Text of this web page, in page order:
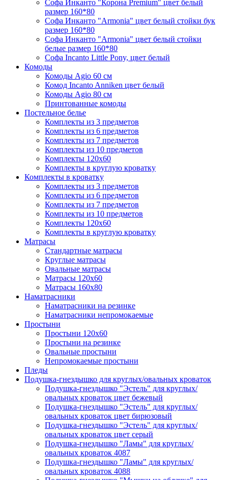
Софа Инканто "Корона Premium" цвет белый
размер 160*80
Софа Инканто "Armonia" цвет белый стойки бук
размер 160*80
Софа Инканто "Armonia" цвет белый стойки
белые размер 160*80
Софа Incanto Little Pony, цвет белый
Комоды
Комоды Agio 60 см
Комод Incanto Anniken цвет белый
Комоды Agio 80 см
Принтованные комоды
Постельное белье
Комплекты из 3 предметов
Комплекты из 6 предметов
Комплекты из 7 предметов
Комплекты из 10 предметов
Комплекты 120х60
Комплекты в круглую кроватку
Комплекты в кроватку
Комплекты из 3 предметов
Комплекты из 6 предметов
Комплекты из 7 предметов
Комплекты из 10 предметов
Комплекты 120х60
Комплекты в круглую кроватку
Матрасы
Стандартные матрасы
Круглые матрасы
Овальные матрасы
Матрасы 120х60
Матрасы 160х80
Наматрасники
Наматрасники на резинке
Наматрасники непромокаемые
Простыни
Простыни 120х60
Простыни на резинке
Овальные простыни
Непромокаемые простыни
Пледы
Подушка-гнездышко для круглых/овальных кроваток
Подушка-гнездышко "Эстель" для круглых/
овальных кроваток цвет бежевый
Подушка-гнездышко "Эстель" для круглых/
овальных кроваток цвет бирюзовый
Подушка-гнездышко "Эстель" для круглых/
овальных кроваток цвет серый
Подушка-гнездышко "Ламы" для круглых/
овальных кроваток 4087
Подушка-гнездышко "Ламы" для круглых/
овальных кроваток 4088